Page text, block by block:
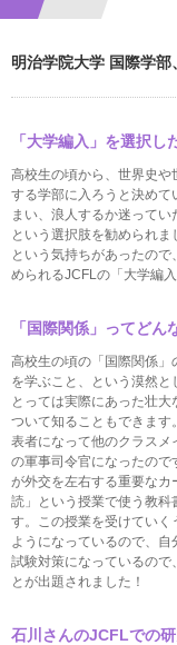
明治学院大学 国際学部
「大学編入」を選択し
高校生の頃から、世界史
する学部に入ろうと決めて
まい、浪人するか迷ってい
という選択肢を勧められま
という気持ちがあったの
められるJCFLの「大学編
「国際関係」ってどん
高校生の頃の「国際関係」
を学ぶこと、という漠然
とっては実際にあった壮
ついて知ることもできま
表者になって他のクラス
の軍事司令官になったの
が外交を左右する重要な
読」という授業で使う教科
す。この授業を受けてい
ようになっているので、
試験対策になっているので
とが出題されました！
石川さんのJCFLでの